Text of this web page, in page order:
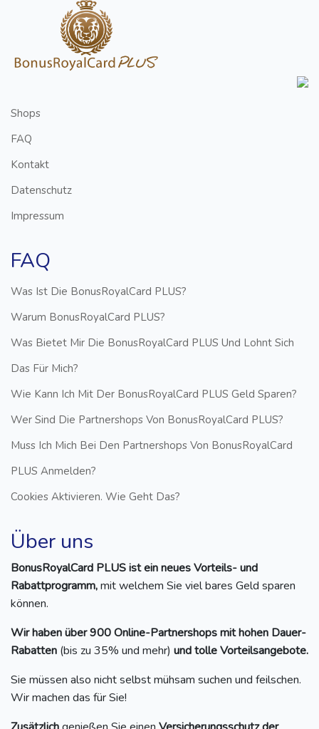
Shops
FAQ
Kontakt
Datenschutz
Impressum
FAQ
Was Ist Die BonusRoyalCard PLUS?
Warum BonusRoyalCard PLUS?
Was Bietet Mir Die BonusRoyalCard PLUS Und Lohnt Sich
Das Für Mich?
Wie Kann Ich Mit Der BonusRoyalCard PLUS Geld Sparen?
Wer Sind Die Partnershops Von BonusRoyalCard PLUS?
Muss Ich Mich Bei Den Partnershops Von BonusRoyalCard
PLUS Anmelden?
Cookies Aktivieren. Wie Geht Das?
Über uns
BonusRoyalCard PLUS ist ein neues Vorteils- und
Rabattprogramm,mit welchem Sie viel bares Geld sparen
können.
Wir haben über 900 Online-Partnershops mit hohen Dauer-
Rabatten (bis zu 35% und mehr) und tolle Vorteilsangebote.
Sie müssen also nicht selbst mühsam suchen und feilschen.
Wir machen das für Sie!